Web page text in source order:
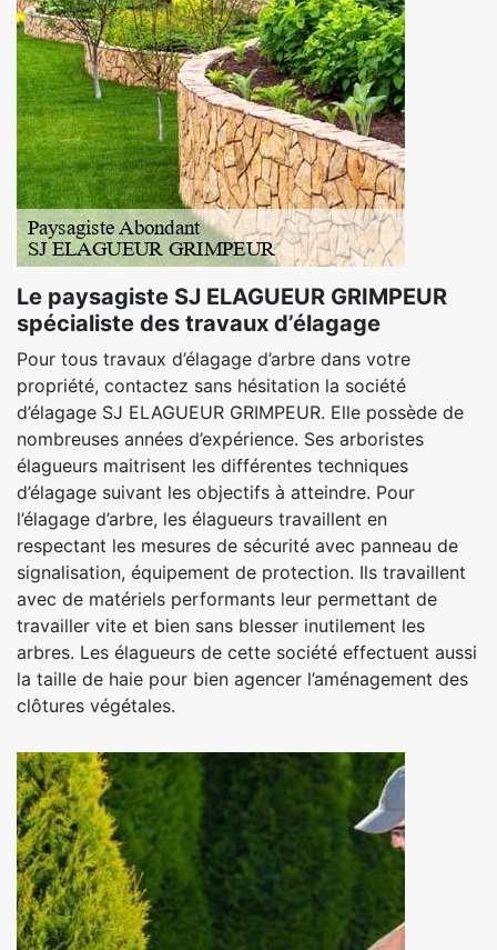
Le paysagiste SJ ELAGUEUR GRIMPEUR
spécialiste des travaux d’élagage
Pour tous travaux d’élagage d’arbre dans votre
propriété, contactez sans hésitation la société
d’élagage SJ ELAGUEUR GRIMPEUR. Elle possède de
nombreuses années d’expérience. Ses arboristes
élagueurs maitrisent les différentes techniques
d’élagage suivant les objectifs à atteindre. Pour
l’élagage d’arbre, les élagueurs travaillent en
respectant les mesures de sécurité avec panneau de
signalisation, équipement de protection. Ils travaillent
avec de matériels performants leur permettant de
travailler vite et bien sans blesser inutilement les
arbres. Les élagueurs de cette société effectuent aussi
la taille de haie pour bien agencer l’aménagement des
clôtures végétales.